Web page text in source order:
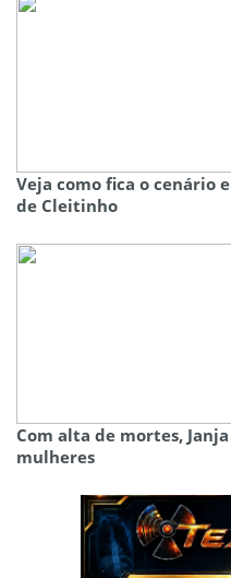
Veja como fica o cenário
de Cleitinho
Com alta de mortes,
mulheres